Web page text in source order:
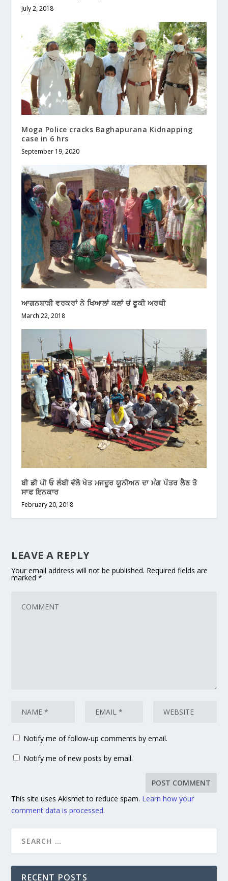
July 2, 2018
Moga Police cracks Baghapurana Kidnapping
case in 6 hrs
September 19, 2020
ਆਗਨਬਾੜੀ ਵਰਕਰਾਂ ਨੇ ਖਿਆਲਾਂ ਕਲਾਂ ਚਂ ਫੂਕੀ ਅਰਥੀ
March 22, 2018
ਬੀ ਡੀ ਪੀ ਓ ਲੰਬੀ ਵੱਲੋ ਖੇਤ ਮਜਦੂਰ ਯੂਨੀਅਨ ਦਾ ਮੰਗ ਪੱਤਰ ਲੈਣ ਤੋ
ਸਾਫ ਇਨਕਾਰ
February 20, 2018
LEAVE A REPLY
Your email address will not be published. Required fields are
marked*
Notify me of follow-up comments by email.
Notify me of new posts by email.
This site uses Akismet to reduce spam. Learn how your
comment data is processed.
RECENT POSTS